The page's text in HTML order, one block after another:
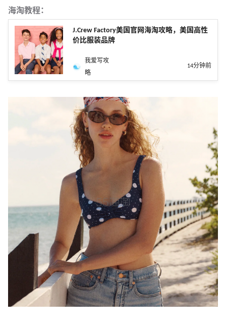
海淘教程：
J.Crew Factory美国官网海淘攻略，美国高性
价比服装品牌
我爱写攻
略
14分钟前